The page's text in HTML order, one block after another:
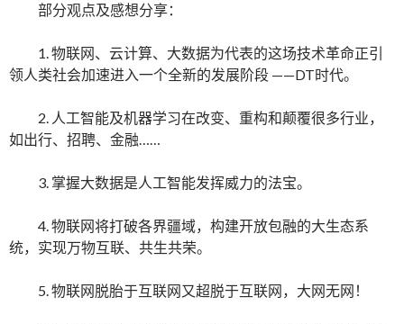
部分观点及感想分享：
1. 物联网、云计算、大数据为代表的这场技术革命正引
领人类社会加速进入一个全新的发展阶段 ——DT时代。
2. 人工智能及机器学习在改变、重构和颠覆很多行业，
如出行、招聘、金融……
3. 掌握大数据是人工智能发挥威力的法宝。
4. 物联网将打破各界疆域，构建开放包融的大生态系
统，实现万物互联、共生共荣。
5. 物联网脱胎于互联网又超脱于互联网，大网无网！